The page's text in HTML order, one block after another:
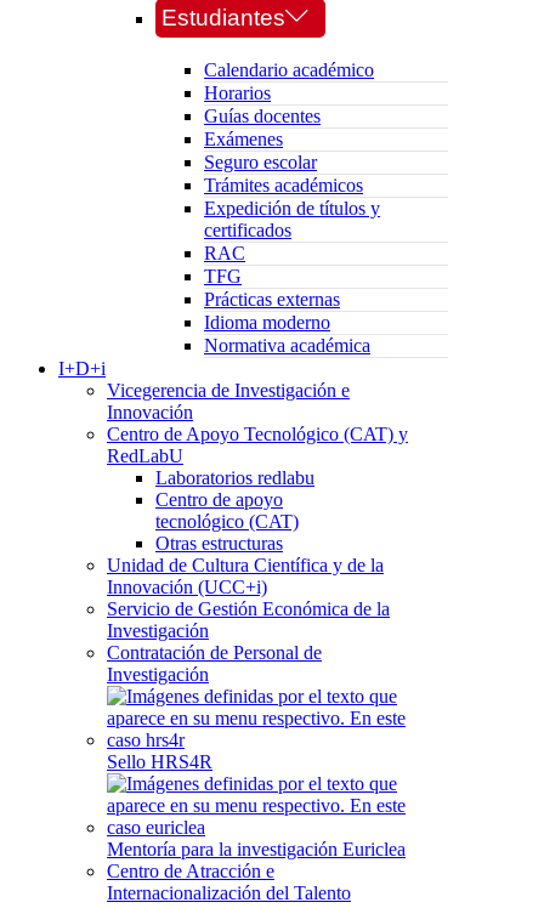
Estudiantes
Calendario académico
Horarios
Guías docentes
Exámenes
Seguro escolar
Trámites académicos
Expedición de títulos y
certificados
RAC
TFG
Prácticas externas
Idioma moderno
Normativa académica
I+D+i
Vicegerencia de Investigación e
Innovación
Centro de Apoyo Tecnológico (CAT) y
RedLabU
Laboratorios redlabu
Centro de apoyo
tecnológico (CAT)
Otras estructuras
Unidad de Cultura Científica y de la
Innovación (UCC+i)
Servicio de Gestión Económica de la
Investigación
Contratación de Personal de
Investigación
Sello HRS4R
Mentoría para la investigación Euriclea
Centro de Atracción e
Internacionalización del Talento